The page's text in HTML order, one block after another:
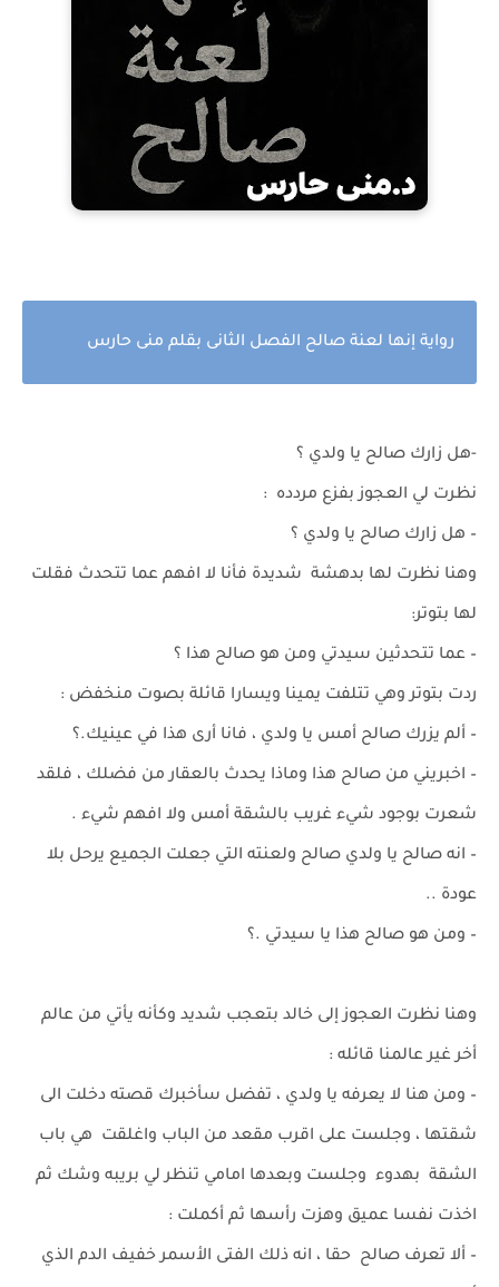
رواية إنها لعنة صالح الفصل الثانى بقلم منى حارس
-هل زارك صالح يا ولدي ؟
نظرت لي العجوز بفزع مردده :
– هل زارك صالح يا ولدي ؟
وهنا نظرت لها بدهشة شديدة فأنا لا افهم عما تتحدث فقلت
لها بتوتر:
– عما تتحدثين سيدتي ومن هو صالح هذا ؟
ردت بتوتر وهي تتلفت يمينا ويسارا قائلة بصوت منخفض :
– ألم يزرك صالح أمس يا ولدي ، فانا أرى هذا في عينيك.؟
– اخبريني من صالح هذا وماذا يحدث بالعقار من فضلك ، فلقد
شعرت بوجود شيء غريب بالشقة أمس ولا افهم شيء .
– انه صالح يا ولدي صالح ولعنته التي جعلت الجميع يرحل بلا
عودة ..
– ومن هو صالح هذا يا سيدتي .؟
وهنا نظرت العجوز إلى خالد بتعجب شديد وكأنه يأتي من عالم
أخر غير عالمنا قائله :
– ومن هنا لا يعرفه يا ولدي ، تفضل سأخبرك قصته دخلت الى
شقتها ، وجلست على اقرب مقعد من الباب واغلقت هي باب
الشقة بهدوء وجلست وبعدها امامي تنظر لي بريبه وشك ثم
اخذت نفسا عميق وهزت رأسها ثم أكملت :
– ألا تعرف صالح حقا ، انه ذلك الفتى الأسمر خفيف الدم الذي